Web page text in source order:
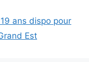
ans dispo pour
Est